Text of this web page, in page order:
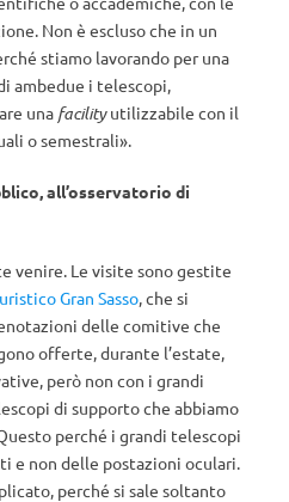
Non è escluso che in un
stiamo lavorando per una
ambedue i telescopi,
una facilityutilizzabile con il
o semestrali».
all’osservatorio di
venire. Le visite sono gestite
Gran Sasso, che si
delle comitive che
offerte, durante l’estate,
però non con i grandi
di supporto che abbiamo
perché i grandi telescopi
e non delle postazioni oculari.
perché si sale soltanto